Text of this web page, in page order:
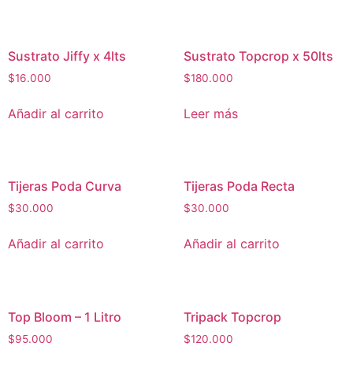
Sustrato Jiffy x 4lts
$16.000
Añadir al carrito
Sustrato Topcrop x 50lts
$180.000
Leer más
Tijeras Poda Curva
$30.000
Añadir al carrito
Tijeras Poda Recta
$30.000
Añadir al carrito
Top Bloom – 1 Litro
$95.000
Tripack Topcrop
$120.000